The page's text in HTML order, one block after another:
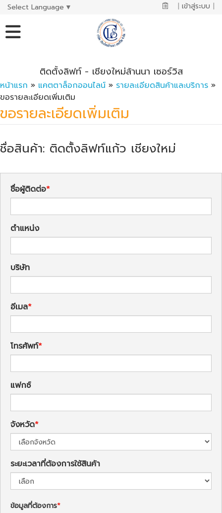
Select Language ▼ | เข้าสู่ระบบ |
ติดตั้งลิฟท์ - เชียงใหม่ล้านนา เซอร์วิส
หน้าแรก » แคตตาล็อกออนไลน์ » รายละเอียดสินค้าและบริการ »
ขอรายละเอียดเพิ่มเติม
ขอรายละเอียดเพิ่มเติม
ชื่อสินค้า: ติดตั้งลิฟท์แก้ว เชียงใหม่
ชื่อผู้ติดต่อ
ตำแหน่ง
บริษัท
อีเมล
โทรศัพท์
แฟกซ์
จังหวัด
ระยะเวลาที่ต้องการใช้สินค้า
ข้อมูลที่ต้องการ